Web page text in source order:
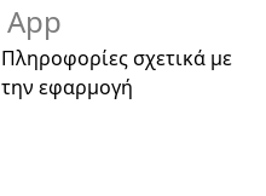
App
Πληροφορίες σχετικά με
την εφαρμογή